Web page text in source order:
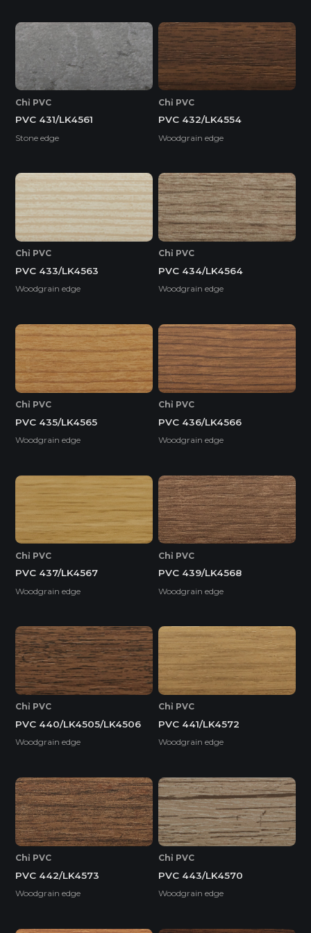
Chỉ PVC
PVC 431/LK4561
Stone edge
Chỉ PVC
PVC 432/LK4554
Woodgrain edge
Chỉ PVC
PVC 433/LK4563
Woodgrain edge
Chỉ PVC
PVC 434/LK4564
Woodgrain edge
Chỉ PVC
PVC 435/LK4565
Woodgrain edge
Chỉ PVC
PVC 436/LK4566
Woodgrain edge
Chỉ PVC
PVC 437/LK4567
Woodgrain edge
Chỉ PVC
PVC 439/LK4568
Woodgrain edge
Chỉ PVC
PVC 440/LK4505/LK4506
Woodgrain edge
Chỉ PVC
PVC 441/LK4572
Woodgrain edge
Chỉ PVC
PVC 442/LK4573
Woodgrain edge
Chỉ PVC
PVC 443/LK4570
Woodgrain edge